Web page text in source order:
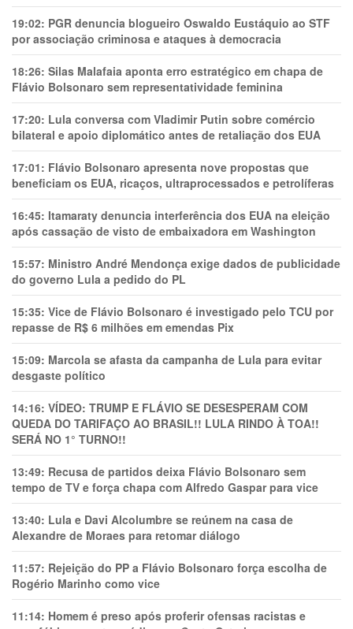
19:02: PGR denuncia blogueiro Oswaldo Eustáquio ao STF
por associação criminosa e ataques à democracia
18:26: Silas Malafaia aponta erro estratégico em chapa de
Flávio Bolsonaro sem representatividade feminina
17:20: Lula conversa com Vladimir Putin sobre comércio
bilateral e apoio diplomático antes de retaliação dos EUA
17:01: Flávio Bolsonaro apresenta nove propostas que
beneficiam os EUA, ricaços, ultraprocessados e petrolíferas
16:45: Itamaraty denuncia interferência dos EUA na eleição
após cassação de visto de embaixadora em Washington
15:57: Ministro André Mendonça exige dados de publicidade
do governo Lula a pedido do PL
15:35: Vice de Flávio Bolsonaro é investigado pelo TCU por
repasse de R$ 6 milhões em emendas Pix
15:09: Marcola se afasta da campanha de Lula para evitar
desgaste político
14:16: VÍDEO: TRUMP E FLÁVIO SE DESESPERAM COM
QUEDA DO TARIFAÇO AO BRASIL!! LULA RINDO À TOA!!
SERÁ NO 1° TURNO!!
13:49: Recusa de partidos deixa Flávio Bolsonaro sem
tempo de TV e força chapa com Alfredo Gaspar para vice
13:40: Lula e Davi Alcolumbre se reúnem na casa de
Alexandre de Moraes para retomar diálogo
11:57: Rejeição do PP a Flávio Bolsonaro força escolha de
Rogério Marinho como vice
11:14: Homem é preso após proferir ofensas racistas e